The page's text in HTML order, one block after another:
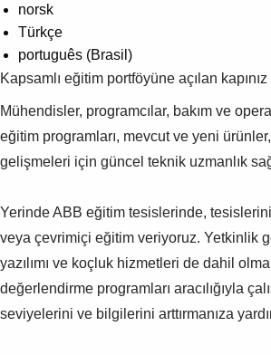
norsk
Türkçe
português (Brasil)
Kapsamlı eğitim portföyüne açılan kapınız
Mühendisler, programcılar, bakım ve
eğitim programları, mevcut ve yeni
gelişmeleri için güncel teknik uzmanlık
Yerinde ABB eğitim tesislerinde,
veya çevrimiçi eğitim veriyoruz. Yetkinlik
yazılımı ve koçluk hizmetleri de dahil
değerlendirme programları aracılığıyla
seviyelerini ve bilgilerini arttırmanıza